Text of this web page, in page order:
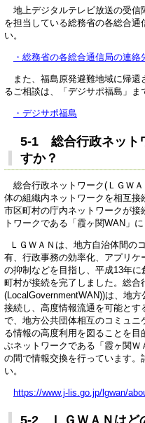
地上デジタルテレビ放送の受信
を担当している総務省の各総合
い。
・総務省の各総合通信局の連絡
また、福島原発避難地域に帰還
るご相談は、「デジサポ福島」ま
・デジサポ福島
5-1 総合行政ネット
すか？
総合行政ネットワーク(ＬＧＷ
体の組織内ネットワークを相互接
市区町村の庁内ネットワークが接
トワークである「霞ヶ関WAN」
ＬＧＷＡＮは、地方自治体間の
有、行政事務の効率化、アプリ
の抑制などを目指し、平成13年
町村が接続を完了しました。総合
(LocalGovernmentWAN))は、地
接続し、高度情報流通を可能と
で、地方公共団体相互のコミュニ
る情報の高度利用を図ることを
ぶネットワークである「霞ヶ関Ｗ
の間で情報交換を行っています。
い。
https://www.j-lis.go.jp/lgwan/